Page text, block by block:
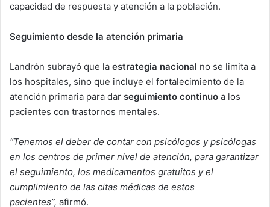
capacidad de respuesta y atención a la población.
Seguimiento desde la atención primaria
Landrón subrayó que la estrategia nacional no se limita a
los hospitales, sino que incluye el fortalecimiento de la
atención primaria para dar seguimiento continuo a los
pacientes con trastornos mentales.
“Tenemos el deber de contar con psicólogos y psicólogas
en los centros de primer nivel de atención, para garantizar
el seguimiento, los medicamentos gratuitos y el
cumplimiento de las citas médicas de estos
pacientes”, afirmó.